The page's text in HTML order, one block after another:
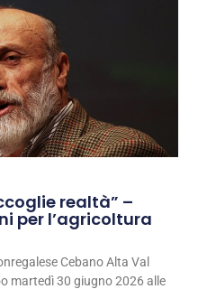
realtà” –
per l’agricoltura
Cebano Alta Val
martedì 30 giugno 2026 alle